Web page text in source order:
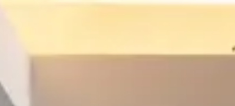
Localização